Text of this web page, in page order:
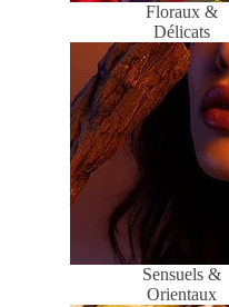
Floraux &
Délicats
Sensuels &
Orientaux